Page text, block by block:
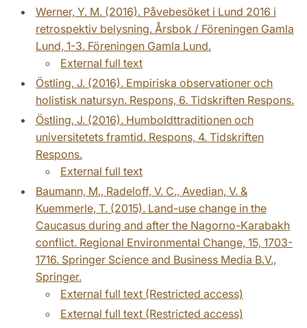
Werner, Y. M. (2016). Påvebesöket i Lund 2016 i
retrospektiv belysning. Årsbok / Föreningen Gamla
Lund, 1-3. Föreningen Gamla Lund.
External full text
Östling, J. (2016). Empiriska observationer och
holistisk natursyn. Respons, 6. Tidskriften Respons.
Östling, J. (2016). Humboldttraditionen och
universitetets framtid. Respons, 4. Tidskriften
Respons.
External full text
Baumann, M., Radeloff, V. C., Avedian, V. &
Kuemmerle, T. (2015). Land-use change in the
Caucasus during and after the Nagorno-Karabakh
conflict. Regional Environmental Change, 15, 1703-
1716. Springer Science and Business Media B.V.,
Springer.
External full text (Restricted access)
External full text (Restricted access)